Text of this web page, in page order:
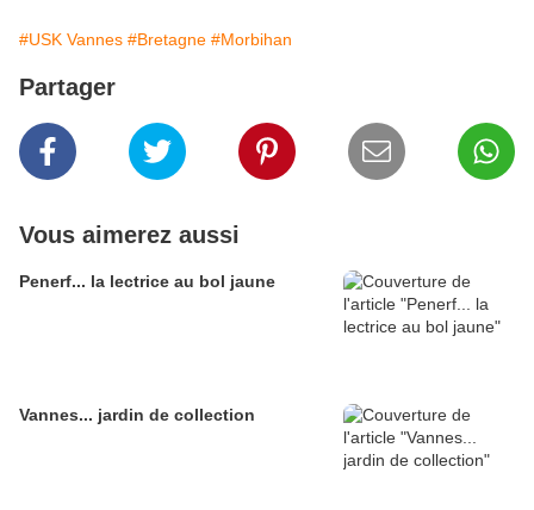
#USK Vannes #Bretagne #Morbihan
Partager
Vous aimerez aussi
Penerf... la lectrice au bol jaune
Vannes... jardin de collection